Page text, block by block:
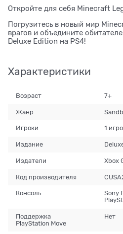
Откройте для себя Minecraft
Погрузитесь в новый мир
врагов и объедините
Deluxe Edition на PS4!
Характеристики
Возраст 7+
Жанр
Игроки 1
Издание
Издатели Xbox
Код производителя
Консоль
Sony
Поддержка
PlayStation Move
Нет